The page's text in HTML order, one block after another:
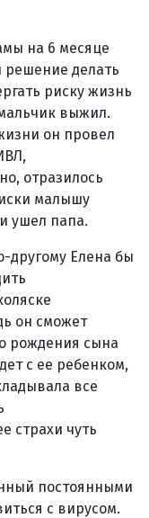
на 6 месяце
решение делать
риску жизнь
выжил.
он провел
отразилось
малышу
ушел папа.
другому Елена бы
он сможет
рождения сына
с ее ребенком,
все
страхи чуть
постоянными
с вирусом.